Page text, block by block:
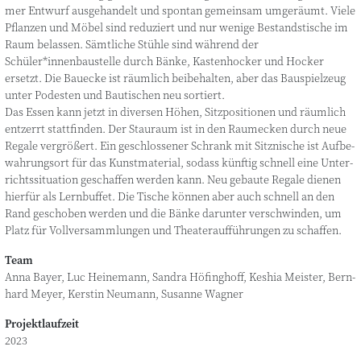
mer Ent­wurf aus­ge­han­delt und spon­tan gemein­sam umge­räumt. Vie­le
Pflan­zen und Möbel sind redu­ziert und nur weni­ge Bestands­ti­sche im
Raum belas­sen. Sämt­li­che Stüh­le sind wäh­rend der
Schüler*innenbaustelle durch Bän­ke, Kas­ten­ho­cker und Hocker
ersetzt. Die Baue­cke ist räum­lich bei­be­hal­ten, aber das Bau­spiel­zeug
unter Podes­ten und Bau­ti­schen neu sortiert.
Das Essen kann jetzt in diver­sen Höhen, Sitz­po­si­tio­nen und räum­lich
ent­zerrt statt­fin­den. Der Stau­raum ist in den Raum­ecken durch neue
Rega­le ver­grö­ßert. Ein geschlos­se­ner Schrank mit Sitz­ni­sche ist Auf­be­
wah­rungs­ort für das Kunst­ma­te­ri­al, sodass künf­tig schnell eine Unter­
richts­si­tua­ti­on geschaf­fen wer­den kann. Neu gebau­te Rega­le die­nen
hier­für als Lern­buf­fet. Die Tische kön­nen aber auch schnell an den
Rand gescho­ben wer­den und die Bän­ke dar­un­ter ver­schwin­den, um
Platz für Voll­ver­samm­lun­gen und Thea­ter­auf­füh­run­gen zu schaffen.
Team
Anna Bay­er, Luc Hei­ne­mann, San­dra Höfing­hoff, Kes­hia Meis­ter, Bern­
hard Mey­er, Kers­tin Neu­mann, Susan­ne Wagner
Projektlaufzeit
2023